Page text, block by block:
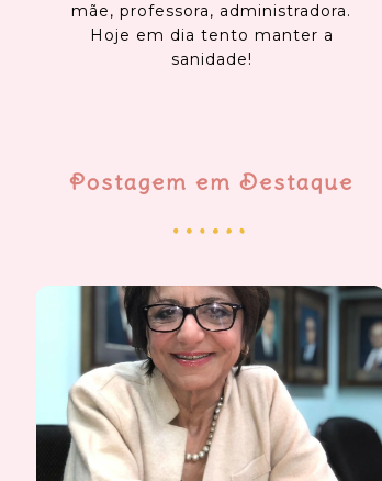
mãe, professora, administradora.
Hoje em dia tento manter a
sanidade!
Postagem em Destaque